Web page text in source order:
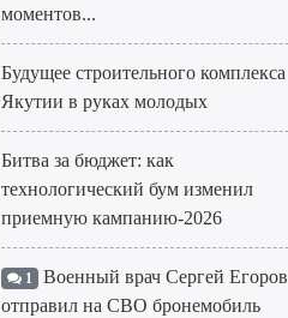
моментов...
Будущее строительного комплекса
Якутии в руках молодых
Битва за бюджет: как
технологический бум изменил
приемную кампанию-2026
1 Военный врач Сергей Егоров
отправил на СВО бронемобиль